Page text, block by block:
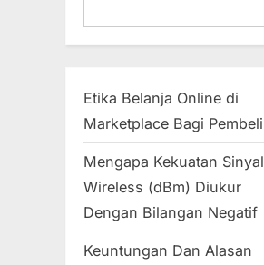
Etika Belanja Online di
Marketplace Bagi Pembeli
Mengapa Kekuatan Sinyal
Wireless (dBm) Diukur
Dengan Bilangan Negatif
Keuntungan Dan Alasan